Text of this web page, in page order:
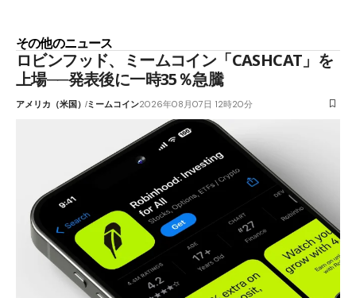
その他のニュース
ロビンフッド、ミームコイン「CASHCAT」を
上場──発表後に一時35％急騰
アメリカ（米国）ミームコイン2026年08月07日 12時20分